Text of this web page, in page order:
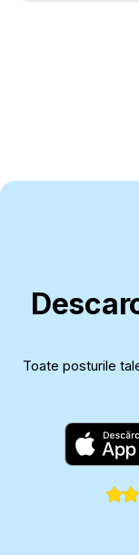
Toate posturile